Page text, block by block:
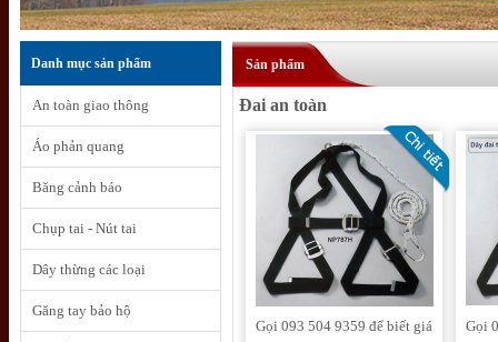
Danh mục sản phẩm
An toàn giao thông
Áo phản quang
Băng cảnh báo
Chụp tai - Nút tai
Dây thừng các loại
Găng tay bảo hộ
Sản phẩm
Đai an toàn
Gọi 093 504 9359 để biết giá Gọi